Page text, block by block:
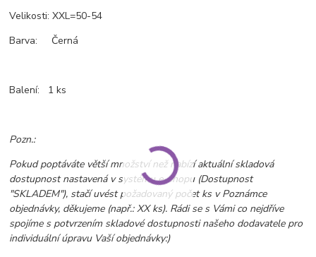
Velikosti: XXL=50-54
Barva: Černá
Balení: 1 ks
Pozn.:
Pokud poptáváte větší množství než nabízí aktuální skladová
dostupnost nastavená v systému e-shopu (Dostupnost
"SKLADEM"), stačí uvést požadovaný počet ks v Poznámce
objednávky, děkujeme (např.: XX ks). Rádi se s Vámi co nejdříve
spojíme s potvrzením skladové dostupnosti našeho dodavatele pro
individuální úpravu Vaší objednávky:)